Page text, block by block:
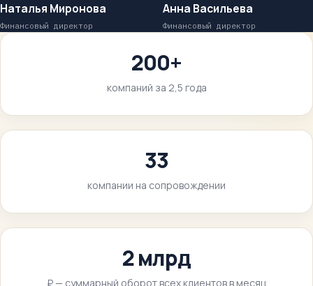
Наталья Миронова
Финансовый директор
Анна Васильева
Финансовый директор
200+
компаний за 2,5 года
33
компании на сопровождении
2 млрд
₽ — суммарный оборот всех клиентов в месяц